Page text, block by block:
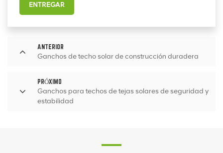
ENTREGAR
ANTERIOR
Ganchos de techo solar de construcción duradera
PRÓXIMO
Ganchos para techos de tejas solares de seguridad y
estabilidad